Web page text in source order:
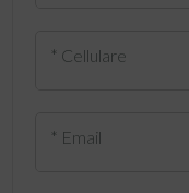
* Cellulare
* Email